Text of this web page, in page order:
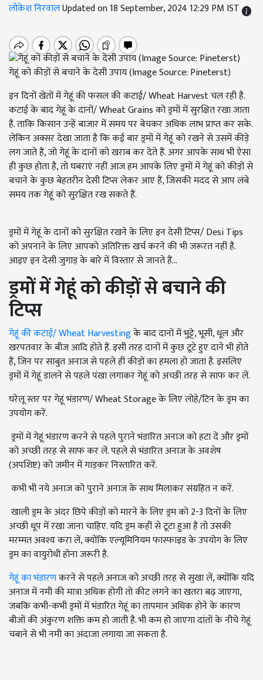
लोकेश निरवालUpdated on 18 September, 2024 12:29 PM IST
गेहूं को कीड़ों से बचाने के देसी उपाय (Image Source: Pineterst)
इन दिनों खेतों में गेहूं की फसल की कटाई/ Wheat Harvest चल रही है.
कटाई के बाद गेहूं के दानों/ Wheat Grains को ड्रमों में सुरक्षित रखा जाता
है. ताकि किसान उन्हें बाजार में समय पर बेचकर अधिक लाभ प्राप्त कर सके.
लेकिन अक्सर देखा जाता है कि कई बार ड्रमों में गेहूं को रखने से उसमें कीड़े
लग जाते हैं,जो गेहूं के दानों को खराब कर देते हैं. अगर आपके साथ भी ऐसा
ही कुछ होता है,तो घबराएं नहीं आज हम आपके लिए ड्रमों में गेहूं को कीड़ों से
बचाने के कुछ बेहतरीन देसी टिप्स लेकर आए हैं,जिसकी मदद से आप लंबे
समय तक गेहूं को सुरक्षित रख सकते हैं.
ड्रमों में गेहूं के दानों को सुरक्षित रखने के लिए इन देसी टिप्स/ Desi Tips
को अपनाने के लिए आपको अतिरिक्त खर्च करने की भी जरूरत नहीं है.
आइए इन देसी जुगाड़ के बारे में विस्तार से जानते हैं...
ड्रमों में गेहूं को कीड़ों से बचाने की
टिप्स
गेहूं की कटाई/ Wheat Harvestingके बाद दानों में भुट्टे, भूसी, धूल और
खरपतवार के बीज आदि होते हैं. इसी तरह दानों में कुछ टूटे हुए दाने भी होते
हैं, जिन पर साबुत अनाज से पहले ही कीड़ों का हमला हो जाता है. इसलिए
ड्रमों में गेहूं डालने से पहले पंखा लगाकर गेहूं को अच्छी तरह से साफ कर लें.
घरेलू स्तर पर गेहूं भंडारण/ Wheat Storage के लिए लोहे/टिन के ड्रम का
उपयोग करें.
ड्रमों में गेहूं भंडारण करने से पहले पुराने भंडारित अनाज को हटा दें और ड्रमों
को अच्छी तरह से साफ कर लें. पहले से भंडारित अनाज के अवशेष
(अपशिष्ट) को जमीन में गाड़कर निस्तारित करें.
कभी भी नये अनाज को पुराने अनाज के साथ मिलाकर संग्रहित न करें.
खाली ड्रम के अंदर छिपे कीड़ों को मारने के लिए ड्रम को 2-3 दिनों के लिए
अच्छी धूप में रखा जाना चाहिए. यदि ड्रम कहीं से टूटा हुआ है तो उसकी
मरम्मत अवश्य करा लें, क्योंकि एल्यूमिनियम फास्फाइड के उपयोग के लिए
ड्रम का वायुरोधी होना जरूरी है.
गेहूं का भंडारणकरने से पहले अनाज को अच्छी तरह से सुखा लें, क्योंकि यदि
अनाज में नमी की मात्रा अधिक होगी तो कीट लगने का खतरा बढ़ जाएगा,
जबकि कभी-कभी ड्रमों में भंडारित गेहूं का तापमान अधिक होने के कारण
बीजों की अंकुरण शक्ति कम हो जाती है. भी कम हो जाएगा दांतों के नीचे गेहूं
चबाने से भी नमी का अंदाजा लगाया जा सकता है.